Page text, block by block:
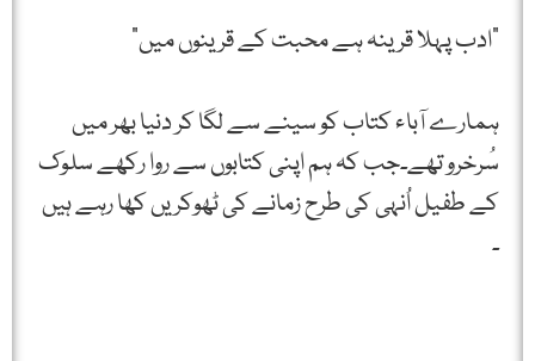
"ادب پہلا قرینہ ہے محبت کے قرینوں میں”
ہمارے آباء کتاب کو سینے سے لگا کر دنیا بھر میں
سُرخرو تھے۔جب کہ ہم اپنی کتابوں سے روا رکھے سلوک
کے طفیل اُنہی کی طرح زمانے کی ٹھوکریں کھا رہے ہيں
۔